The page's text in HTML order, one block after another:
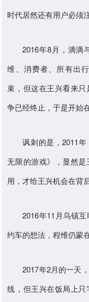
时代居然还有用户必须
2016年8月，滴滴
维、消费者、所有出
束，但这在王兴看来
争已经终止，于是开始
讽刺的是，2011
无限的游戏》，显然
用，才给王兴机会在背
2016年11月乌镇
约车的想法，程维仍蒙
2017年2月的一天
线，但王兴在饭局上